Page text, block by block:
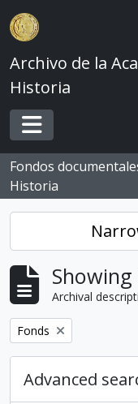
Skip to main content
Archivo de la
Historia
Toggle
Fondos
Historia
Archival
Remove filter:
Fonds
Advanced